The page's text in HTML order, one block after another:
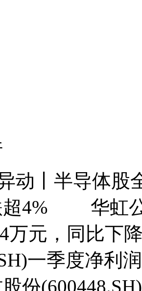
丨半导体股全
超4% 华虹公
万元，同比
一季度净利
(600448.SH)